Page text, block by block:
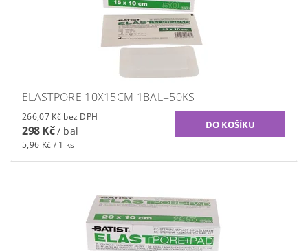
ELASTPORE 10X15CM 1BAL=50KS
266,07 Kč bez DPH
298 Kč/ bal
5,96 Kč / 1 ks